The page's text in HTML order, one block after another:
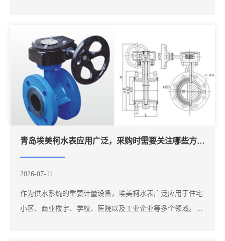
伙伴。铜阀门具有耐腐蚀、密封性能较好、适应性较强等特
点，在住宅...
青岛埃美柯水表应用广泛，采购时需要关注哪些方面？
2026-07-11
作为供水系统的重要计量设备，埃美柯水表广泛应用于住宅
小区、商业楼宇、学校、医院以及工业企业等多个领域。近